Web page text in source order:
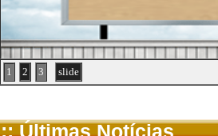
1 2 3 slide
:: Últimas Notícias